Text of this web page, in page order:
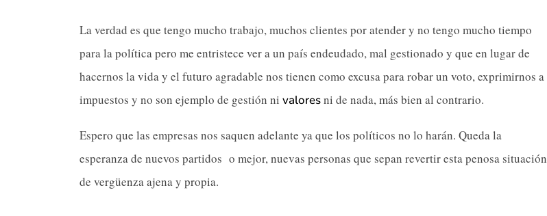
La verdad es que tengo mucho trabajo, muchos clientes por atender y no tengo mucho tiempo
para la política pero me entristece ver a un país endeudado, mal gestionado y que en lugar de
hacernos la vida y el futuro agradable nos tienen como excusa para robar un voto, exprimirnos a
impuestos y no son ejemplo de gestión ni valoresni de nada, más bien al contrario.
Espero que las empresas nos saquen adelante ya que los políticos no lo harán. Queda la
esperanza de nuevos partidos o mejor, nuevas personas que sepan revertir esta penosa situación
de vergüenza ajena y propia.